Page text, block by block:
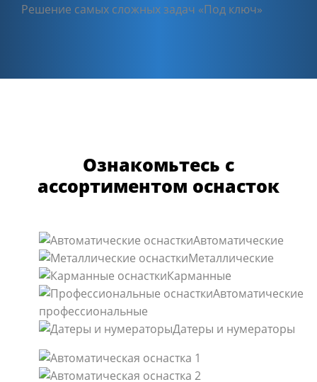
Решение самых сложных задач «Под ключ»
Ознакомьтесь с
ассортиментом оснасток
Автоматические
Металлические
Карманные
Автоматические
профессиональные
Датеры и нумераторы